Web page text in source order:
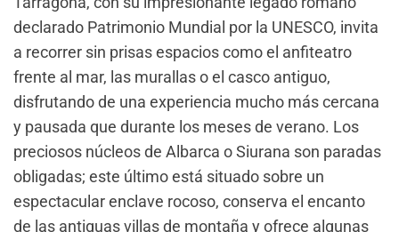
declarado Patrimonio Mundial por la UNESCO, invita
a recorrer sin prisas espacios como el anfiteatro
frente al mar, las murallas o el casco antiguo,
disfrutando de una experiencia mucho más cercana
y pausada que durante los meses de verano. Los
preciosos núcleos de Albarca o Siurana son paradas
obligadas; este último está situado sobre un
espectacular enclave rocoso, conserva el encanto
de las antiguas villas de montaña y ofrece algunas